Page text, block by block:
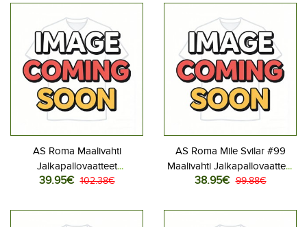
AS Roma Maalivahti
Jalkapallovaatteet
Kolmaspaita 2025-26
39.95€ 102.38€
AS Roma Mile Svilar #99
Maalivahti Jalkapallovaatteet
Kotipaita 2025-26
38.95€ 99.88€